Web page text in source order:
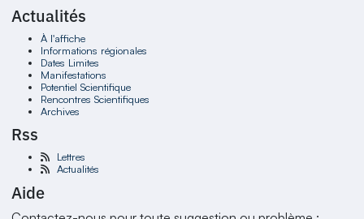
Actualités
À l'affiche
Informations régionales
Dates Limites
Manifestations
Potentiel Scientifique
Rencontres Scientifiques
Archives
Rss
Lettres
Actualités
Aide